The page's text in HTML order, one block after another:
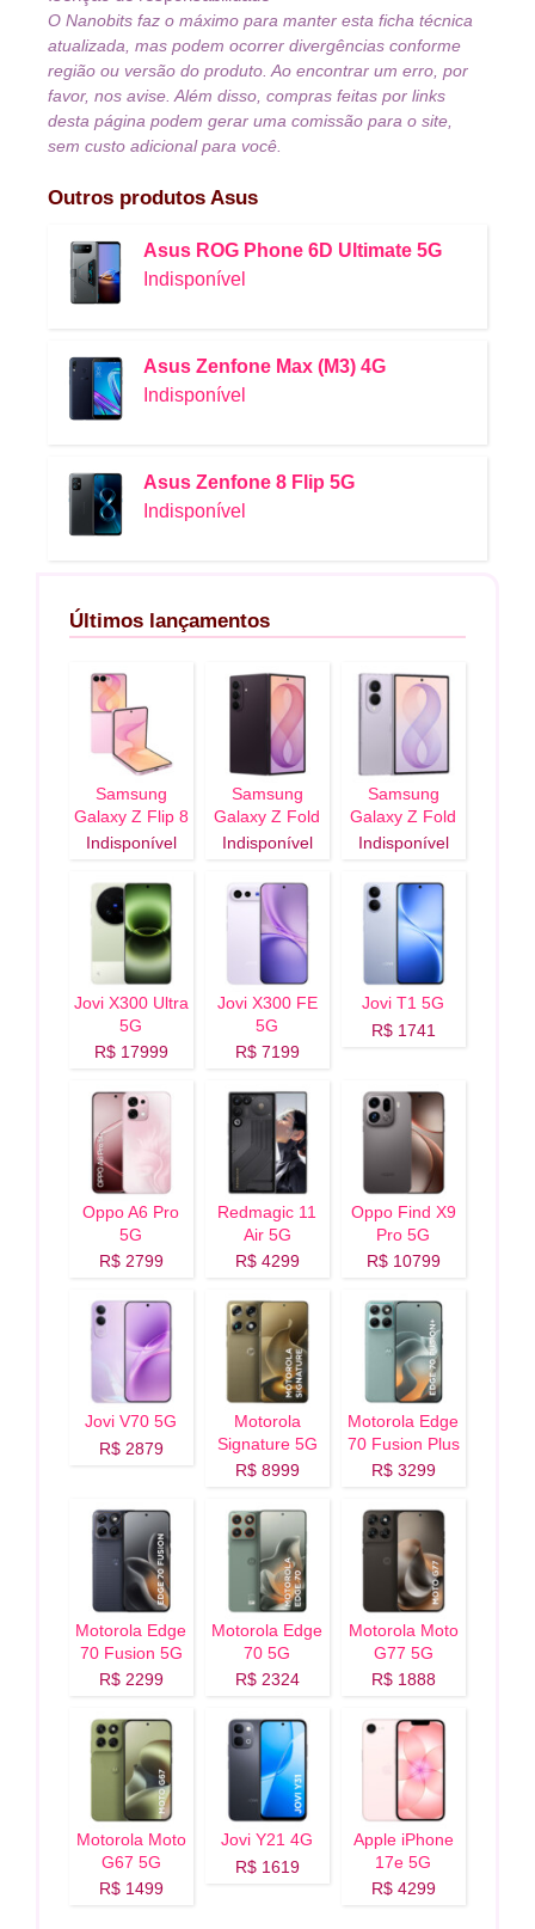
O Nanobits faz o máximo para manter esta ficha técnica
atualizada, mas podem ocorrer divergências conforme
região ou versão do produto. Ao encontrar um erro, por
favor, nos avise. Além disso, compras feitas por links
desta página podem gerar uma comissão para o site,
sem custo adicional para você.
Outros produtos Asus
Asus ROG Phone 6D Ultimate 5G
Indisponível
Asus Zenfone Max (M3) 4G
Indisponível
Asus Zenfone 8 Flip 5G
Indisponível
Últimos lançamentos
Samsung
Galaxy Z Flip 8
5G
Indisponível
Samsung
Galaxy Z Fold
8 Ultra 5G
Indisponível
Samsung
Galaxy Z Fold
8 5G
Indisponível
Jovi X300 Ultra
5G
R$ 17999
Jovi X300 FE
5G
R$ 7199
Jovi T1 5G
R$ 1741
Oppo A6 Pro
5G
R$ 2799
Redmagic 11
Air 5G
R$ 4299
Oppo Find X9
Pro 5G
R$ 10799
Jovi V70 5G
R$ 2879
Motorola
Signature 5G
R$ 8999
Motorola Edge
70 Fusion Plus
5G
R$ 3299
Motorola Edge
70 Fusion 5G
R$ 2299
Motorola Edge
70 5G
R$ 2324
Motorola Moto
G77 5G
R$ 1888
Motorola Moto
G67 5G
R$ 1499
Jovi Y21 4G
R$ 1619
Apple iPhone
17e 5G
R$ 4299